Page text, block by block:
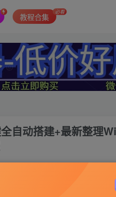
教程合集
必看
自动搭建+最新整理